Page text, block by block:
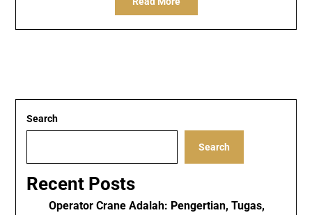
Search
Search
Recent Posts
Operator Crane Adalah: Pengertian, Tugas,